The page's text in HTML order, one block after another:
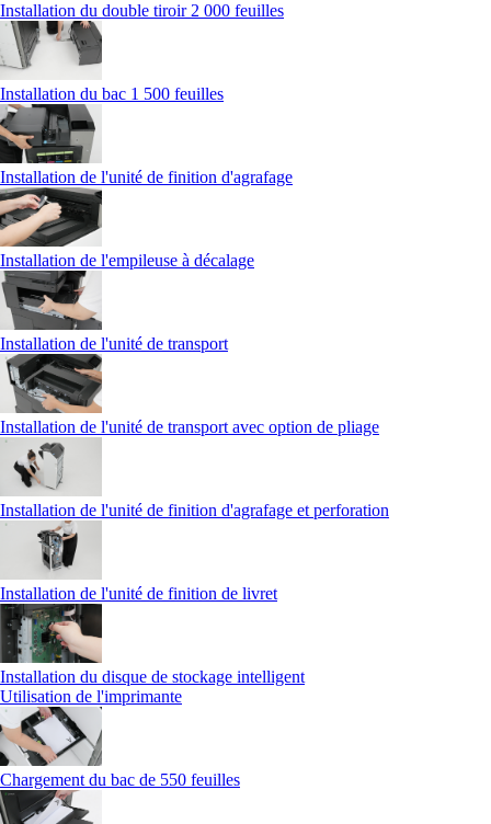
Installation du double tiroir 2 000 feuilles
Installation du bac 1 500 feuilles
Installation de l'unité de finition d'agrafage
Installation de l'empileuse à décalage
Installation de l'unité de transport
Installation de l'unité de transport avec option de pliage
Installation de l'unité de finition d'agrafage et perforation
Installation de l'unité de finition de livret
Installation du disque de stockage intelligent
Utilisation de l'imprimante
Chargement du bac de 550 feuilles